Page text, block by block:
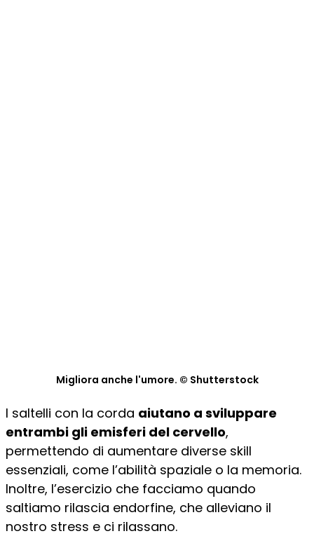
Migliora anche l'umore. © Shutterstock
I saltelli con la corda aiutano a sviluppare
entrambi gli emisferi del cervello,
permettendo di aumentare diverse skill
essenziali, come l’abilità spaziale o la memoria.
Inoltre, l’esercizio che facciamo quando
saltiamo rilascia endorfine, che alleviano il
nostro stress e ci rilassano.